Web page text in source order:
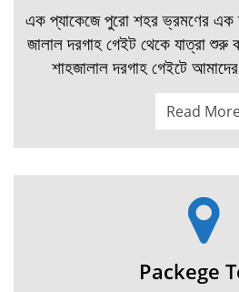
এক প্যাকেজে পুরো শহর ভ্রমণের
জালাল দরগাহ গেইট থেকে যাত্রা শুরু
শাহজালাল দরগাহ গেইটে
Read
Packege